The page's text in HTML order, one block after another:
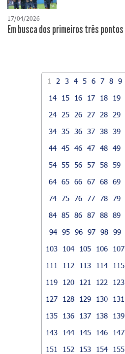
17/04/2026
​Em busca dos primeiros três pontos
1 2 3 4 5 6 7 8 9
14
15 16 17 18 19
24
25 26 27 28 29
34
35 36 37 38 39
44 45 46 47 48 49
54
55 56 57 58 59
64 65 66 67 68 69
74 75 76 77 78 79
84 85 86 87 88 89
94 95 96 97 98 99
103
104 105 106 107
111
112 113 114 115
119
120 121 122 123
127
128 129 130 131
135
136 137 138 139
143
144 145 146 147
151
152 153 154 155